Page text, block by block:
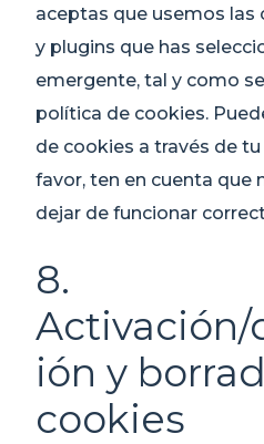
aceptas que usemos
y plugins que has
emergente, tal y como
política de cookies.
de cookies a través de
favor, ten en cuenta que
dejar de funcionar
8.
Activación/
ión y
cookies